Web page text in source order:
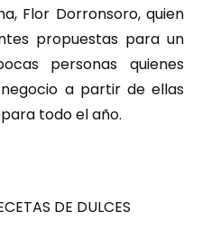
Flor Dorronsoro, quien
propuestas para un
personas quienes
a partir de ellas
todo el año.
DE DULCES